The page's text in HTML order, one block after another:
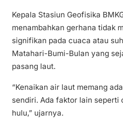
Kepala Stasiun Geofisika
menambahkan gerhana tidak
signifikan pada cuaca atau
Matahari-Bumi-Bulan yang
pasang laut.
“Kenaikan air laut memang
sendiri. Ada faktor lain seperti
hulu,” ujarnya.